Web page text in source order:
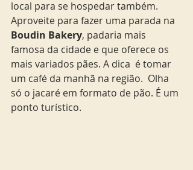
local para se hospedar também.
Aproveite para fazer uma parada na
Boudin Bakery, padaria mais
famosa da cidade e que oferece os
mais variados pães. A dica  é tomar
um café da manhã na região.  Olha
só o jacaré em formato de pão. É um
ponto turístico.